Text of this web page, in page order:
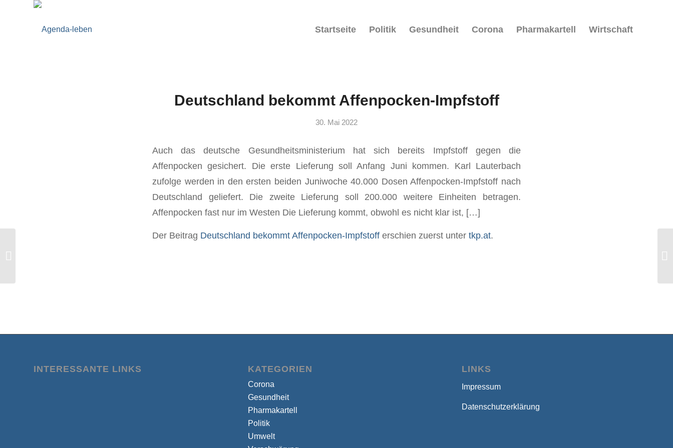
Startseite Politik Gesundheit Corona Pharmakartell Wirtschaft
Deutschland bekommt Affenpocken-Impfstoff
30. Mai 2022
Auch das deutsche Gesundheitsministerium hat sich bereits Impfstoff gegen die
Affenpocken gesichert. Die erste Lieferung soll Anfang Juni kommen. Karl Lauterbach
zufolge werden in den ersten beiden Juniwoche 40.000 Dosen Affenpocken-Impfstoff nach
Deutschland geliefert. Die zweite Lieferung soll 200.000 weitere Einheiten betragen.
Affenpocken fast nur im Westen Die Lieferung kommt, obwohl es nicht klar ist, […]
Der Beitrag Deutschland bekommt Affenpocken-Impfstoff erschien zuerst unter tkp.at.
INTERESSANTE LINKS KATEGORIEN
Corona
Gesundheit
Pharmakartell
Politik
Umwelt
LINKS
Impressum
Datenschutzerklärung